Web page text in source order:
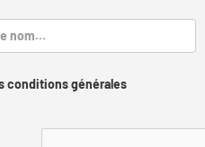
conditions générales